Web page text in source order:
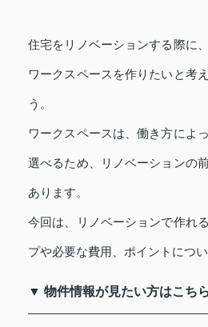
住宅をリノベーションする際に
ワークスペースを作りたいと考
う。
ワークスペースは、働き方によ
選べるため、リノベーションの
あります。
今回は、リノベーションで作れ
プや必要な費用、ポイントにつ
▼ 物件情報が見たい方はこち